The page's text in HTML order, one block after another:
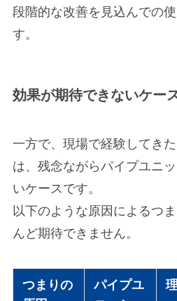
段階的な改善を見込んでの
す。
効果が期待できないケー
一方で、現場で経験してき
は、残念ながらパイプユニ
いケースです。
以下のような原因によるつ
んど期待できません。
つまりの
パイプユ